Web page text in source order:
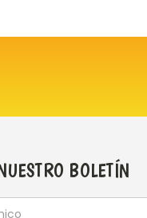
BOLETÍN